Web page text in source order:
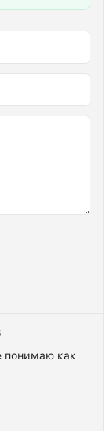
понимаю как